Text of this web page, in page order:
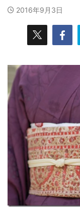
2016年9月3日